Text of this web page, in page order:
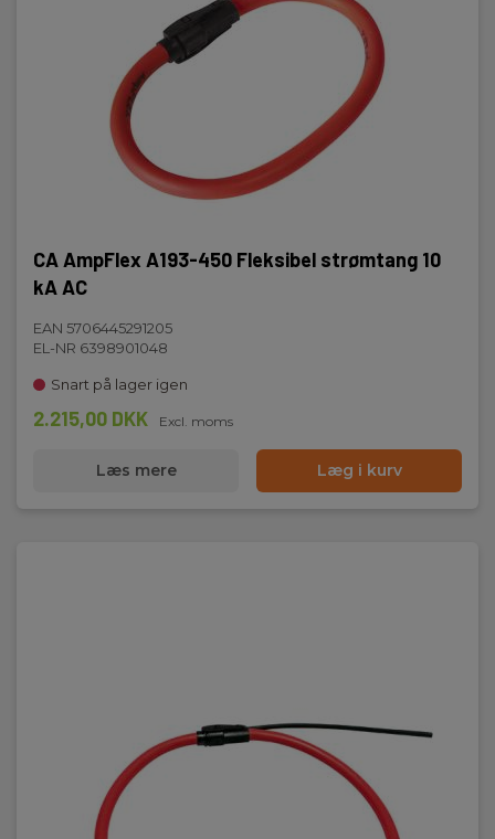
CA AmpFlex A193-450 Fleksibel strømtang 10
kA AC
EAN 5706445291205
EL-NR 6398901048
Snart på lager igen
2.215,00 DKK Excl. moms
Læs mere Læg i kurv